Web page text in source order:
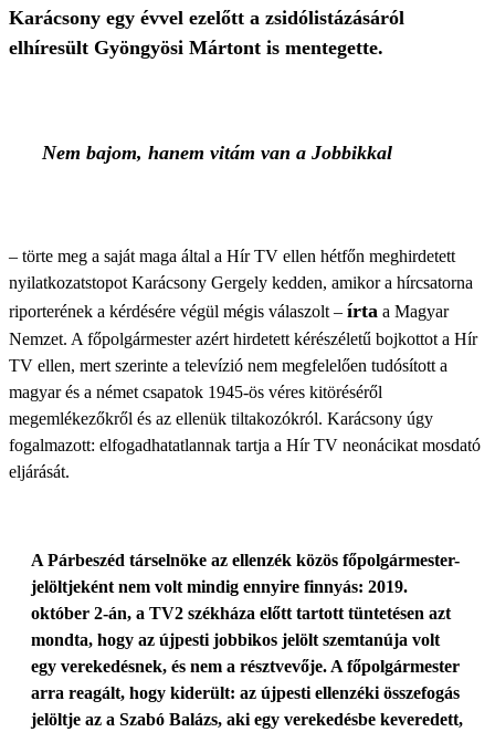
Karácsony egy évvel ezelőtt a zsidólistázásáról
elhíresült Gyöngyösi Mártont is mentegette.
Nem bajom, hanem vitám van a Jobbikkal
– törte meg a saját maga által a Hír TV ellen hétfőn meghirdetett
nyilatkozatstopot Karácsony Gergely kedden, amikor a hírcsatorna
riporterének a kérdésére végül mégis válaszolt – írta a Magyar
Nemzet. A főpolgármester azért hirdetett kérészéletű bojkottot a Hír
TV ellen, mert szerinte a televízió nem megfelelően tudósított a
magyar és a német csapatok 1945-ös véres kitöréséről
megemlékezőkről és az ellenük tiltakozókról. Karácsony úgy
fogalmazott: elfogadhatatlannak tartja a Hír TV neonácikat mosdató
eljárását.
A Párbeszéd társelnöke az ellenzék közös főpolgármester-
jelöltjeként nem volt mindig ennyire finnyás: 2019.
október 2-án, a TV2 székháza előtt tartott tüntetésen azt
mondta, hogy az újpesti jobbikos jelölt szemtanúja volt
egy verekedésnek, és nem a résztvevője. A főpolgármester
arra reagált, hogy kiderült: az újpesti ellenzéki összefogás
jelöltje az a Szabó Balázs, aki egy verekedésbe keveredett,